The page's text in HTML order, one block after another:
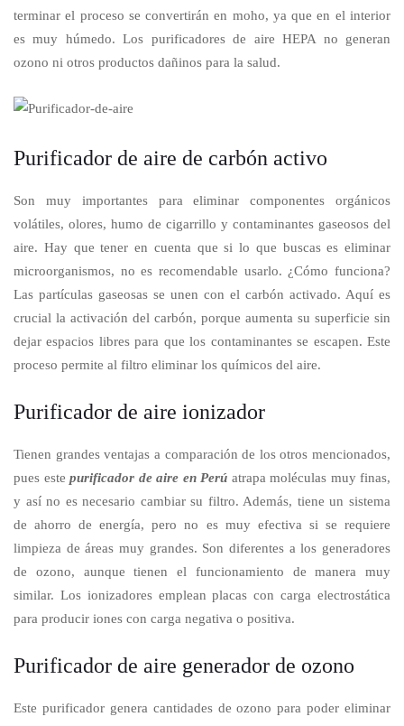
terminar el proceso se convertirán en moho, ya que en el interior
es muy húmedo. Los purificadores de aire HEPA no generan
ozono ni otros productos dañinos para la salud.
Purificador de aire de carbón activo
Son muy importantes para eliminar componentes orgánicos
volátiles, olores, humo de cigarrillo y contaminantes gaseosos del
aire. Hay que tener en cuenta que si lo que buscas es eliminar
microorganismos, no es recomendable usarlo. ¿Cómo funciona?
Las partículas gaseosas se unen con el carbón activado. Aquí es
crucial la activación del carbón, porque aumenta su superficie sin
dejar espacios libres para que los contaminantes se escapen. Este
proceso permite al filtro eliminar los químicos del aire.
Purificador de aire ionizador
Tienen grandes ventajas a comparación de los otros mencionados,
pues este purificador de aire en Perú atrapa moléculas muy finas,
y así no es necesario cambiar su filtro. Además, tiene un sistema
de ahorro de energía, pero no es muy efectiva si se requiere
limpieza de áreas muy grandes. Son diferentes a los generadores
de ozono, aunque tienen el funcionamiento de manera muy
similar. Los ionizadores emplean placas con carga electrostática
para producir iones con carga negativa o positiva.
Purificador de aire generador de ozono
Este purificador genera cantidades de ozono para poder eliminar